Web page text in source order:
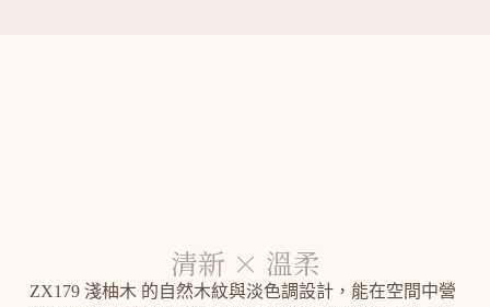
清新 × 溫柔
ZX179 淺柚木 的自然木紋與淡色調設計，能在空間中營